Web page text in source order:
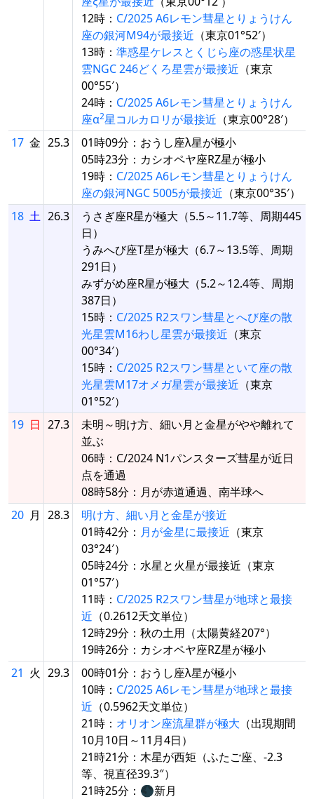
12時： C/2025 A6レモン彗星とりょうけん
座の銀河M94が最接近 （東京01°52′）
13時： 準惑星ケレスとくじら座の惑星状星
雲NGC 246どくろ星雲が最接近 （東京
00°55′）
24時： C/2025 A6レモン彗星とりょうけん
座α2星コルカロリが最接近 （東京00°28′）
17 金 25.3
01時09分：おうし座λ星が極小
05時23分：カシオペヤ座RZ星が極小
19時： C/2025 A6レモン彗星とりょうけん
座の銀河NGC 5005が最接近 （東京00°35′）
18 土 26.3
うさぎ座R星が極大（5.5～11.7等、周期445
日）
うみへび座T星が極大（6.7～13.5等、周期
291日）
みずがめ座R星が極大（5.2～12.4等、周期
387日）
15時： C/2025 R2スワン彗星とへび座の散
光星雲M16わし星雲が最接近 （東京
00°34′）
15時： C/2025 R2スワン彗星といて座の散
光星雲M17オメガ星雲が最接近 （東京
01°52′）
19 日 27.3
未明～明け方、細い月と金星がやや離れて
並ぶ
06時：C/2024 N1パンスターズ彗星が近日
点を通過
08時58分：月が赤道通過、南半球へ
20 月 28.3
明け方、細い月と金星が接近
01時42分： 月が金星に最接近 （東京
03°24′）
05時24分：水星と火星が最接近（東京
01°57′）
11時： C/2025 R2スワン彗星が地球と最接
近 （0.2612天文単位）
12時29分：秋の土用（太陽黄経207°）
19時26分：カシオペヤ座RZ星が極小
21 火 29.3
00時01分：おうし座λ星が極小
10時： C/2025 A6レモン彗星が地球と最接
近 （0.5962天文単位）
21時： オリオン座流星群が極大 （出現期間
10月10日～11月4日）
21時21分：木星が西矩（ふたご座、-2.3
等、視直径39.3″）
21時25分：🌑新月